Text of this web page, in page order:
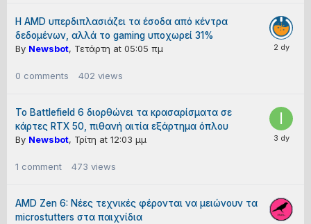
Η AMD υπερδιπλασιάζει τα έσοδα από κέντρα
δεδομένων, αλλά το gaming υποχωρεί 31%
By Newsbot, Τετάρτη at 05:05 πμ
0 comments 402 views
Το Battlefield 6 διορθώνει τα κρασαρίσματα σε
κάρτες RTX 50, πιθανή αιτία εξάρτημα όπλου
By Newsbot, Τρίτη at 12:03 μμ
1 comment 473 views
AMD Zen 6: Νέες τεχνικές φέρονται να μειώνουν τα
microstutters στα παιχνίδια